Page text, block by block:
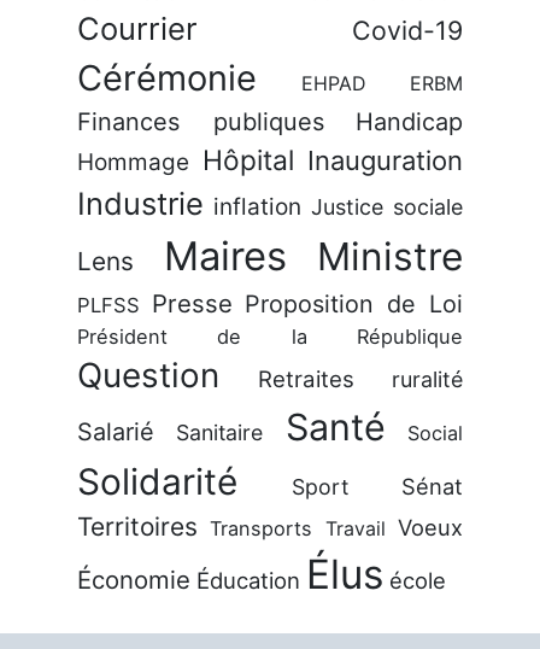
Courrier Covid-19
Cérémonie EHPAD ERBM
Finances publiques Handicap
Hommage Hôpital Inauguration
Industrie inflation Justice sociale
Lens Maires Ministre
PLFSS Presse Proposition de Loi
Président de la République
Question Retraites ruralité
Salarié Sanitaire Santé Social
Solidarité Sport Sénat
Territoires Transports Travail Voeux
Économie Éducation Élus école